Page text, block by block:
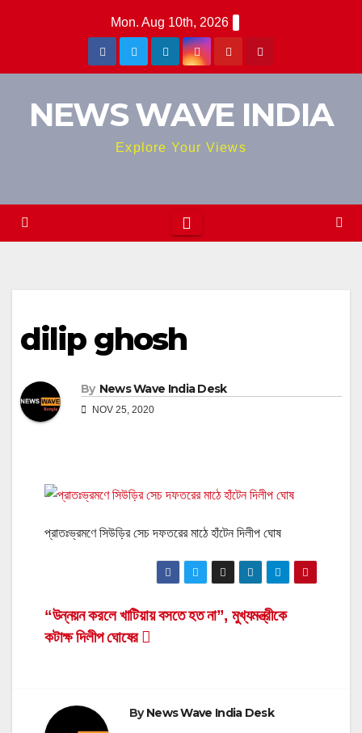
Mon. Aug 10th, 2026
NEWS WAVE INDIA
Explore Your Views
dilip ghosh
By News Wave India Desk
NOV 25, 2020
প্রাতঃভ্রমণে সিউড়ির সেচ দফতরের মাঠে হাঁটেন দিলীপ ঘোষ
Post
“উন্নয়ন করলে খাটিয়ায় বসতে হত না”, মুখ্যমন্ত্রীকে
কটাক্ষ দিলীপ ঘোষের
ByNews Wave India Desk